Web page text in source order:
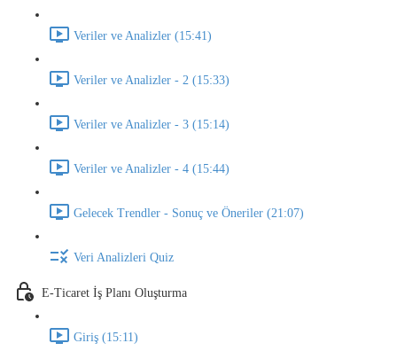
Veriler ve Analizler (15:41)
Veriler ve Analizler - 2 (15:33)
Veriler ve Analizler - 3 (15:14)
Veriler ve Analizler - 4 (15:44)
Gelecek Trendler - Sonuç ve Öneriler (21:07)
Veri Analizleri Quiz
E-Ticaret İş Planı Oluşturma
Giriş (15:11)